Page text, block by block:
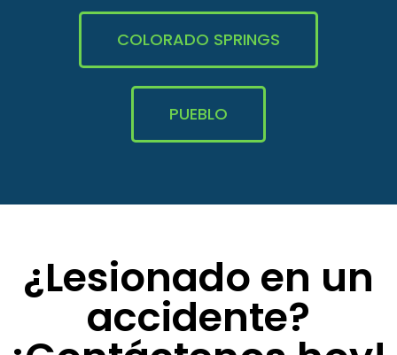
COLORADO SPRINGS
PUEBLO
¿Lesionado en un
accidente?